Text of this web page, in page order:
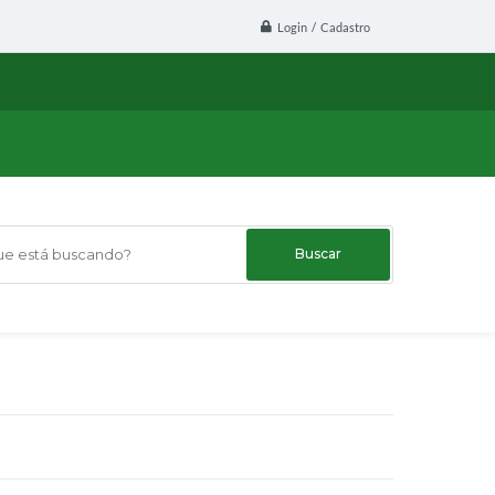
Login / Cadastro
está buscando?